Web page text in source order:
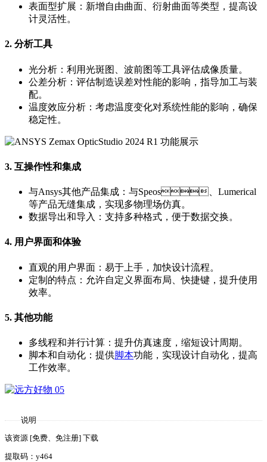
表面型扩展：新增自由曲面、衍射曲面等类型，提高设
计灵活性。
2. 分析工具
光分析：利用光斑图、波前图等工具评估成像质量。
公差分析：评估制造误差对性能的影响，指导加工与装
配。
温度效应分析：考虑温度变化对系统性能的影响，确保
稳定性。
3. 互操作性和集成
与Ansys其他产品集成：与Speos、Lumerical
等产品无缝集成，实现多物理场仿真。
数据导出和导入：支持多种格式，便于数据交换。
4. 用户界面和体验
直观的用户界面：易于上手，加快设计流程。
定制的特点：允许自定义界面布局、快捷键，提升使用
效率。
5. 其他功能
多线程和并行计算：提升仿真速度，缩短设计周期。
脚本和自动化：提供脚本功能，实现设计自动化，提高
工作效率。
说明
该资源 [免费、免注册] 下载
提取码：y464